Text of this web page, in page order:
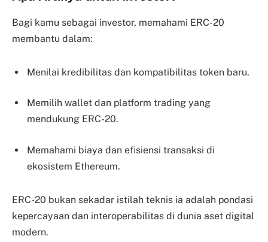
Bagi kamu sebagai investor, memahami ERC-20
membantu dalam:
Menilai kredibilitas dan kompatibilitas token baru.
Memilih wallet dan platform trading yang
mendukung ERC-20.
Memahami biaya dan efisiensi transaksi di
ekosistem Ethereum.
ERC-20 bukan sekadar istilah teknis ia adalah pondasi
kepercayaan dan interoperabilitas di dunia aset digital
modern.